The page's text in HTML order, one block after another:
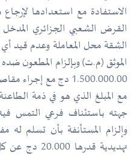
القرض الشعبي الجزائري
الشقة محل المعاملة وعدم قيد
الموثق (م.ت) وبإلزام المطعون
1.500.000.00 دج مع
مع المبلغ الذي هو في ذمة
جهته باستئناف فرعي التمس
وإلزام المستأنفة بأن تسلم له
تهديدية